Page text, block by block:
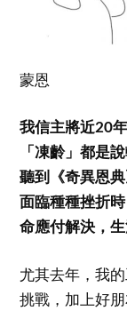
蒙恩
我信主將近20
「凍齡」都是
聽到《奇異恩
面臨種種挫折
命應付解決，
尤其去年，我
挑戰，加上好